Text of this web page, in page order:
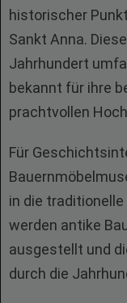
historischer
Sankt Anna.
Jahrhundert
bekannt für ihre
prachtvollen
Für
in die
werden antike
ausgestellt und
durch die